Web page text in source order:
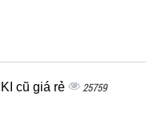
cũ giá rẻ 25759